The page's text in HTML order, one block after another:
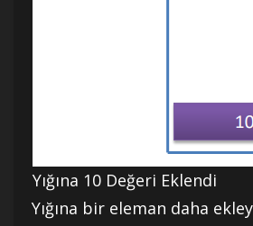
Yığına 10 Değeri Eklendi
Yığına bir eleman daha